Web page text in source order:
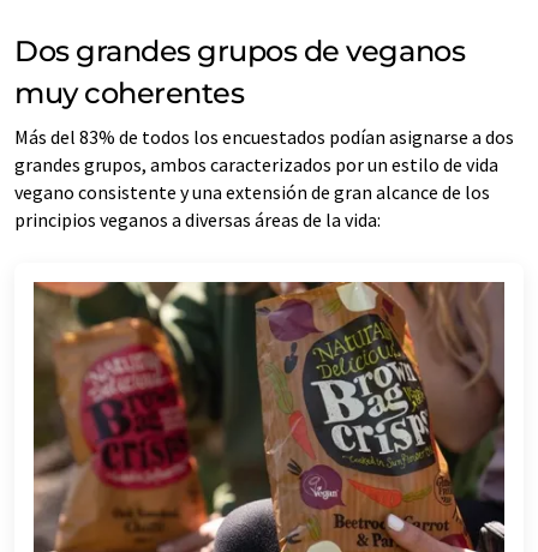
Dos grandes grupos de veganos
muy coherentes
Más del 83% de todos los encuestados podían asignarse a dos
grandes grupos, ambos caracterizados por un estilo de vida
vegano consistente y una extensión de gran alcance de los
principios veganos a diversas áreas de la vida: